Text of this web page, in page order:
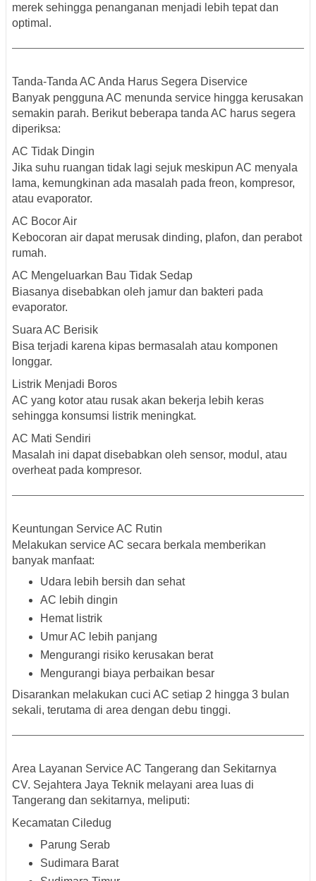
merek sehingga penanganan menjadi lebih tepat dan
optimal.
Tanda-Tanda AC Anda Harus Segera Diservice
Banyak pengguna AC menunda service hingga kerusakan
semakin parah. Berikut beberapa tanda AC harus segera
diperiksa:
AC Tidak Dingin
Jika suhu ruangan tidak lagi sejuk meskipun AC menyala
lama, kemungkinan ada masalah pada freon, kompresor,
atau evaporator.
AC Bocor Air
Kebocoran air dapat merusak dinding, plafon, dan perabot
rumah.
AC Mengeluarkan Bau Tidak Sedap
Biasanya disebabkan oleh jamur dan bakteri pada
evaporator.
Suara AC Berisik
Bisa terjadi karena kipas bermasalah atau komponen
longgar.
Listrik Menjadi Boros
AC yang kotor atau rusak akan bekerja lebih keras
sehingga konsumsi listrik meningkat.
AC Mati Sendiri
Masalah ini dapat disebabkan oleh sensor, modul, atau
overheat pada kompresor.
Keuntungan Service AC Rutin
Melakukan service AC secara berkala memberikan
banyak manfaat:
Udara lebih bersih dan sehat
AC lebih dingin
Hemat listrik
Umur AC lebih panjang
Mengurangi risiko kerusakan berat
Mengurangi biaya perbaikan besar
Disarankan melakukan cuci AC setiap 2 hingga 3 bulan
sekali, terutama di area dengan debu tinggi.
Area Layanan Service AC Tangerang dan Sekitarnya
CV. Sejahtera Jaya Teknik melayani area luas di
Tangerang dan sekitarnya, meliputi:
Kecamatan Ciledug
Parung Serab
Sudimara Barat